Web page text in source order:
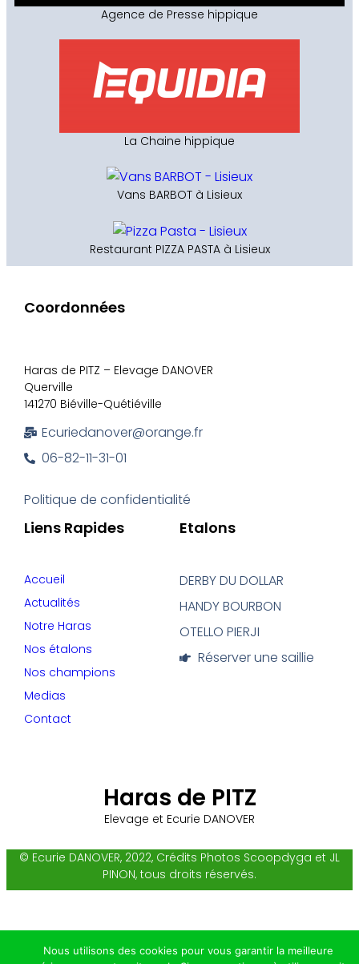
Agence de Presse hippique
La Chaine hippique
Vans BARBOT à Lisieux
Restaurant PIZZA PASTA à Lisieux
Haras de PITZ
Elevage et Ecurie DANOVER
Etalons
DERBY DU DOLLAR
HANDY BOURBON
OTELLO PIERJI
Réserver une saillie
Liens Rapides
Accueil
Actualités
Notre Haras
Nos étalons
Nos champions
Medias
Contact
Coordonnées
Haras de PITZ – Elevage DANOVER
Querville
141270 Biéville-Quétiéville
Ecuriedanover@orange.fr
06-82-11-31-01
Politique de confidentialité
© Ecurie DANOVER, 2022, Crédits Photos Scoopdyga et JL
PINON, tous droits réservés.
Nous utilisons des cookies pour vous garantir la meilleure